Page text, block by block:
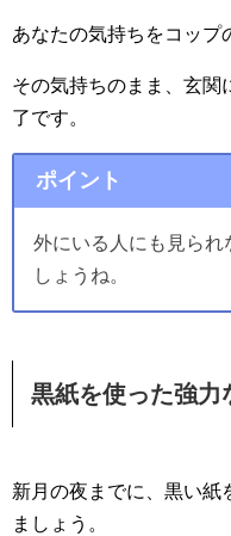
あなたの気持ちをコップ
その気持ちのまま、玄関
了です。
ポイント
外にいる人にも見られ
しょうね。
黒紙を使った強力
新月の夜までに、黒い紙
ましょう。